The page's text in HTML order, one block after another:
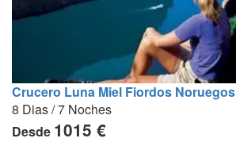
Crucero Luna Miel Fiordos Noruegos
8 Dias / 7 Noches
Desde 1015 €